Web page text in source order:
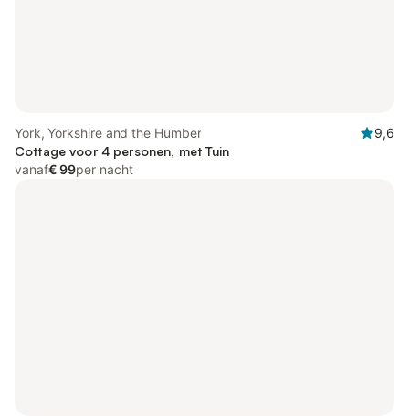
York, Yorkshire and the Humber
9,6
Cottage voor 4 personen, met Tuin
vanaf€ 99per nacht